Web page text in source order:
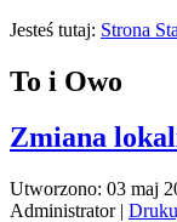
Jesteś tutaj: Strona
To i Owo
Zmiana
Utworzono: 03 maj
Administrator|